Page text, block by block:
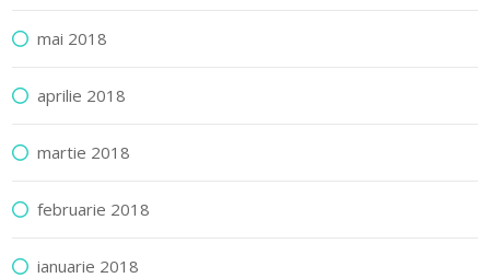
mai 2018
aprilie 2018
martie 2018
februarie 2018
ianuarie 2018